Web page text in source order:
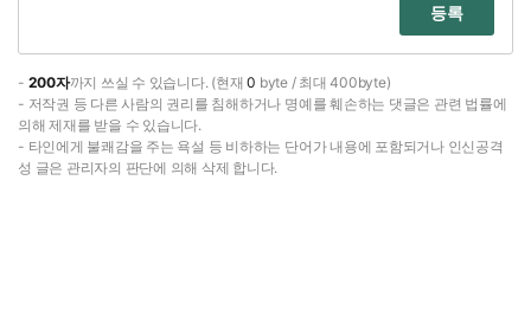
등록
- 200자까지 쓰실 수 있습니다. (현재0 byte / 최대 400byte)
- 저작권 등 다른 사람의 권리를 침해하거나 명예를 훼손하는 댓글은 관련 법률에
의해 제재를 받을 수 있습니다.
- 타인에게 불쾌감을 주는 욕설 등 비하하는 단어가 내용에 포함되거나 인신공격
성 글은 관리자의 판단에 의해 삭제 합니다.